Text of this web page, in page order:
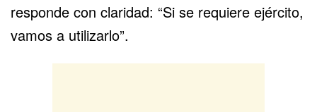
responde con claridad: “Si se requiere ejército,
vamos a utilizarlo”.